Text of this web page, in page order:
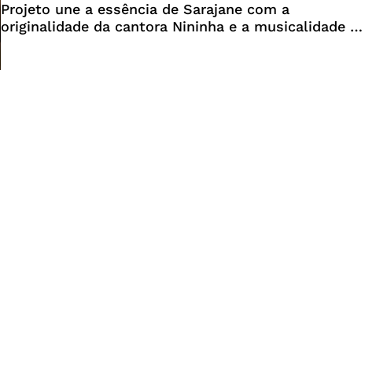
Projeto une a essência de Sarajane com a
originalidade da cantora Nininha e a musicalidade do